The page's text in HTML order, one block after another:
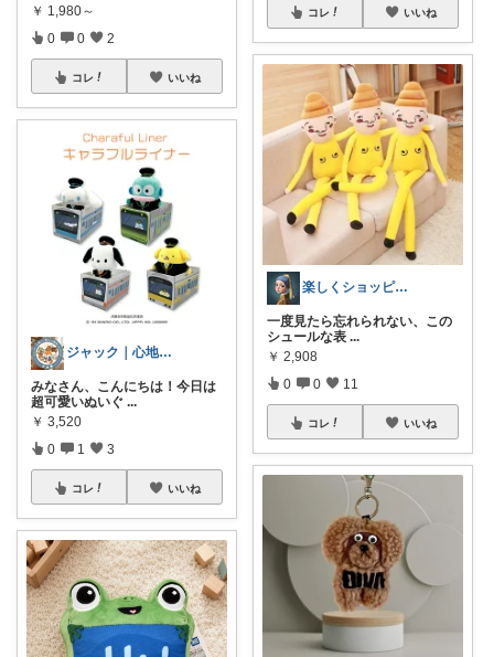
￥ 1,980～
0 0 2
コレ いいね
ジャック｜心地いい暮らしの雑貨
みなさん、こんにちは！今日は
超可愛いぬいぐ ...
￥ 3,520
0 1 3
コレ いいね
コレ いいね
楽しくショッピング
​一度見たら忘れられない、この
シュールな表 ...
￥ 2,908
0 0 11
コレ いいね